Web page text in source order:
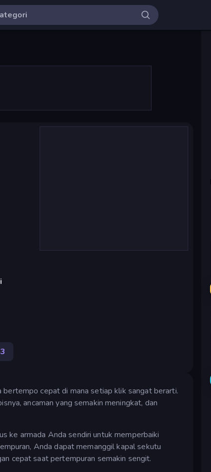
cepat di mana setiap klik sangat berarti.
ancaman yang semakin meningkat, dan
ke armada Anda sendiri untuk memperbaiki
Anda dapat memanggil kapal sekutu
cepat saat pertempuran semakin sengit.